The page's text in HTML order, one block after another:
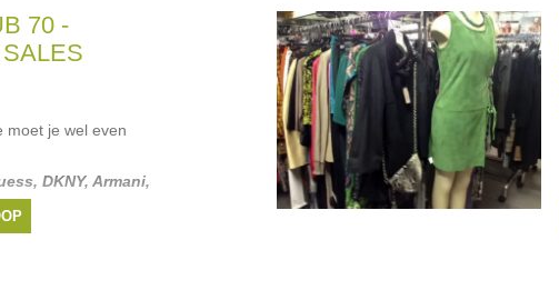
dan moet je
Citizens of Humanity
, ...
70 -
moet je wel even
, DKNY, Armani,